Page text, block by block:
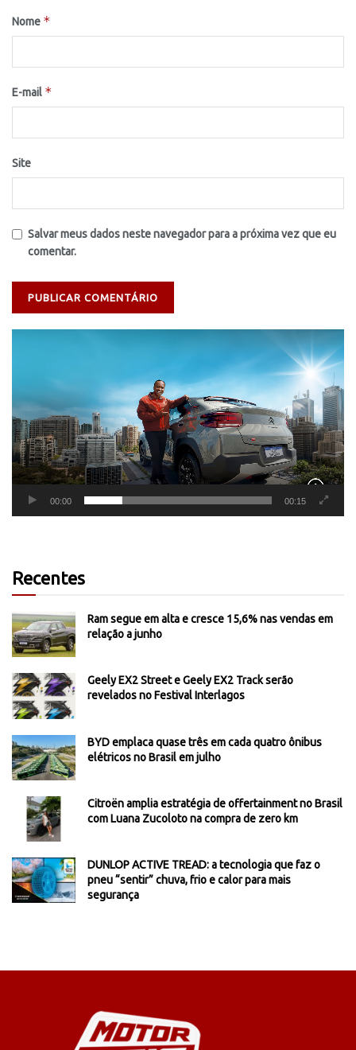
Nome *
E-mail *
Site
Salvar meus dados neste navegador para a próxima vez que eu
comentar.
00:00 00:15
Recentes
Ram segue em alta e cresce 15,6% nas vendas em
relação a junho
Geely EX2 Street e Geely EX2 Track serão
revelados no Festival Interlagos
BYD emplaca quase três em cada quatro ônibus
elétricos no Brasil em julho
Citroën amplia estratégia de offertainment no Brasil
com Luana Zucoloto na compra de zero km
DUNLOP ACTIVE TREAD: a tecnologia que faz o
pneu “sentir” chuva, frio e calor para mais
segurança